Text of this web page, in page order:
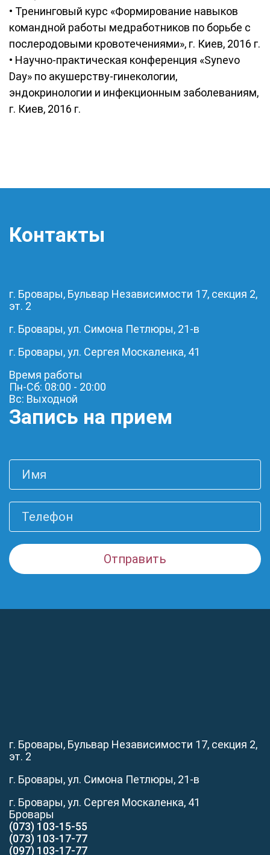
• Тренинговый курс «Формирование навыков
командной работы медработников по борьбе с
послеродовыми кровотечениями», г. Киев, 2016 г.
• Научно-практическая конференция «Synevo
Day» по акушерству-гинекологии,
эндокринологии и инфекционным заболеваниям,
г. Киев, 2016 г.
Контакты
г. Бровары, Бульвар Независимости 17, секция 2,
эт. 2
г. Бровары, ул. Симона Петлюры, 21-в
г. Бровары, ул. Сергея Москаленка, 41
Время работы
Пн-Сб: 08:00 - 20:00
Вс: Выходной
Запись на прием
г. Бровары, Бульвар Независимости 17, секция 2,
эт. 2
г. Бровары, ул. Симона Петлюры, 21-в
г. Бровары, ул. Сергея Москаленка, 41
Бровары
(073) 103-15-55
(073) 103-17-77
(097) 103-17-77